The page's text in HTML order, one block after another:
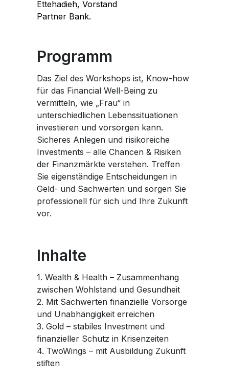
Ettehadieh, Vorstand
Partner Bank.
Programm
Das Ziel des Workshops ist, Know-how
für das Financial Well-Being zu
vermitteln, wie „Frau“ in
unterschiedlichen Lebenssituationen
investieren und vorsorgen kann.
Sicheres Anlegen und risikoreiche
Investments – alle Chancen & Risiken
der Finanzmärkte verstehen. Treffen
Sie eigenständige Entscheidungen in
Geld- und Sachwerten und sorgen Sie
professionell für sich und Ihre Zukunft
vor.
Inhalte
1. Wealth & Health – Zusammenhang
zwischen Wohlstand und Gesundheit
2. Mit Sachwerten finanzielle Vorsorge
und Unabhängigkeit erreichen
3. Gold – stabiles Investment und
finanzieller Schutz in Krisenzeiten
4. TwoWings – mit Ausbildung Zukunft
stiften